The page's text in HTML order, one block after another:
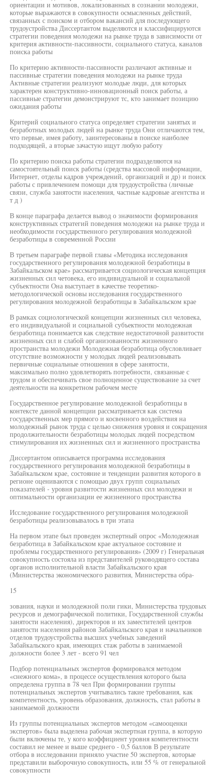
ориентации и мотивов, локализованных в сознании молодежи,
которые выражаются в совокупности осмысленных действий,
связанных с поиском и отбором вакансий для последующего
трудоустройства Диссертантом выделяются и классифицируются
стратегии поведения молодежи на рынке труда в зависимости от
критерия активности-пассивности, социального статуса, каналов
поиска работы
По критерию активности-пассивности различают активные и
пассивные стратегии поведения молодежи на рынке труда
Активные стратегии реализуют молодые люди, для которых
характерен конструктивно-инновационный поиск работы, а
пассивные стратегии демонстрируют тс, кто занимает позицию
ожидания работы
Критерий социального статуса определяет стратегии занятых и
безработных молодых людей на рынке труда Они отличаются тем,
что первые, имея работу, заинтересованы в поиске наиболее
подходящей, а вторые зачастую ищут любую работу
По критерию поиска работы стратегии подразделяются на
самостоятельный поиск работы (средства массовой информации,
Интернет, отделы кадров учреждений, организаций и др) и поиск
работы с привлечением помощи для трудоустройства (личные
связи, служба занятости населения, частные кадровые агентства и
т д )
В конце параграфа делается вывод о значимости формирования
конструктивных стратегий поведения молодежи на рынке труда и
необходимости государственного регулирования молодежной
безработицы в современной России
В третьем параграфе первой главы «Методика исследования
государственного регулирования молодежной безработицы в
Забайкальском крае» рассматривается социологическая концепция
жизненных сил четовека, его индивидуальной и социальной
субъектности Она выступает в качестве теоретико-
методологической основы исследования государственного
регулирования молодежной безработицы в Забайкальском крае
В рамках социологической концепции жизненных сил человека,
его индивидуальной и социальной субъектности молодежная
безработица понимается как следствие недостаточной развитости
жизненных сил и слабой организованности жизненного
пространства молодежи Молодежная безработица обусловливает
отсутствие возможности у молодых людей реализовывать
первичные социальные отношения в сфере занятости,
максимально полно удовлетворять потребности, связанные с
трудом и обеспечивать свое полноценное существование за счет
деятельности на конкретном рабочем месте
Государственное регулирование молодежной безработицы в
контексте данной концепции рассматривается как система
государственных мер прямого и косвенного воздействия на
молодежный рынок труда с целью снижения уровня и сокращения
продолжительности безработицы молодых людей посредством
стимулирования их жизненных сил и жизненного пространства
Диссертантом описывается программа исследования
государственного регулирования молодежной безработицы в
Забайкальском крае, состояние и тенденции развития которого в
регионе оцениваются с помощью двух групп социальных
показателей - уровня развитости жизненных сил молодежи и
оптимальности организации ее жизненного пространства
Исследование государственного регулирования молодежной
безработицы реализовывалось в три этапа
На первом этапе был проведен экспертный опрос «Молодежная
безработица в Забайкальском крае актуальное состояние и
проблемы государственного регулирования» (2009 г) Генеральная
совокупность состояла из представителей руководящего состава
органов исполнительной власти Забайкальского края
(Министерства экономического развития, Министерства обра-
15
зования, науки и молодежной поли гики, Министерства трудовых
ресурсов и демографической политики, Государственной службы
занятости населения), директоров и их заместителей центров
занятости населения районов Забайкальского края и начальников
отделов трудоустройства высших учебных заведений
Забайкальского края, имеющих стаж работы в занимаемой
должности более 3 лет - всего 91 чел
Подбор потенциальных экспертов формировался методом
«снежного кома», в процессе осуществления которого была
определена группа в 78 чел При формировании группы
потенциальных экспертов учитывались такие требования, как
компетентность, уровень образования, должность, стал работы в
занимаемой должности
Из группы потенциальных экспертов методом «самооценки
экспертов» была выделена рабочая экспертная группа, в которую
были включены те, у кого коэффициент уровня компетентности
составил не менее и выше среднего - 0,5 баллов В результате
отбора в исследовании приняло участие 50 экспертов, которые
представили выборочную совокупность, или 55 % от генеральной
совокупности